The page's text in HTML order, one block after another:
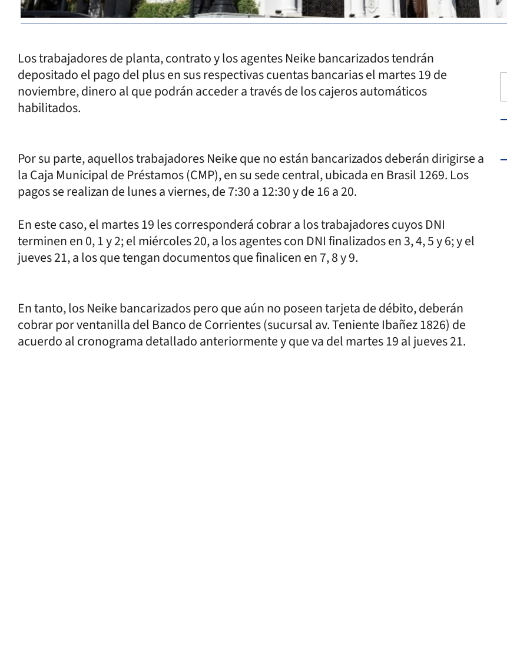
Los trabajadores de planta, contrato y los agentes Neike bancarizados tendrán
depositado el pago del plus en sus respectivas cuentas bancarias el martes 19 de
noviembre, dinero al que podrán acceder a través de los cajeros automáticos
habilitados.
Por su parte, aquellos trabajadores Neike que no están bancarizados deberán dirigirse a
la Caja Municipal de Préstamos (CMP), en su sede central, ubicada en Brasil 1269. Los
pagos se realizan de lunes a viernes, de 7:30 a 12:30 y de 16 a 20.
En este caso, el martes 19 les corresponderá cobrar a los trabajadores cuyos DNI
terminen en 0, 1 y 2; el miércoles 20, a los agentes con DNI finalizados en 3, 4, 5 y 6; y el
jueves 21, a los que tengan documentos que finalicen en 7, 8 y 9.
En tanto, los Neike bancarizados pero que aún no poseen tarjeta de débito, deberán
cobrar por ventanilla del Banco de Corrientes (sucursal av. Teniente Ibañez 1826) de
acuerdo al cronograma detallado anteriormente y que va del martes 19 al jueves 21.